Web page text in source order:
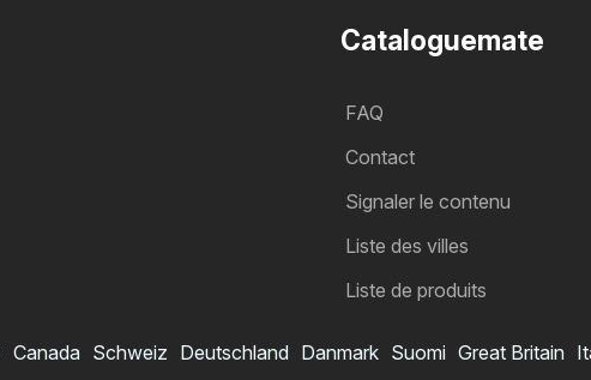
Cataloguemate
FAQ
Contact
Signaler le contenu
Liste des villes
Liste de produits
Canada Schweiz Deutschland Danmark Suomi Great Britain